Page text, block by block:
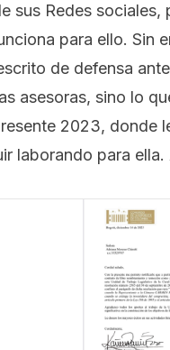
sus Redes
para ello. Sin
de defensa
asesoras, sino lo
2023, donde
laborando para